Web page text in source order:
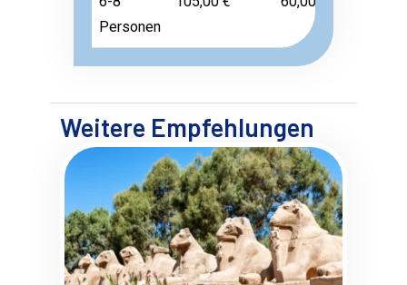
Personen
Weitere Empfehlungen